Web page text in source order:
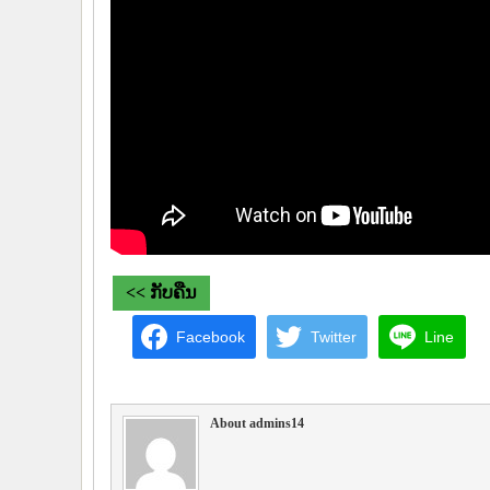
<< ກັບຄືນ
Facebook Twitter Line
About admins14